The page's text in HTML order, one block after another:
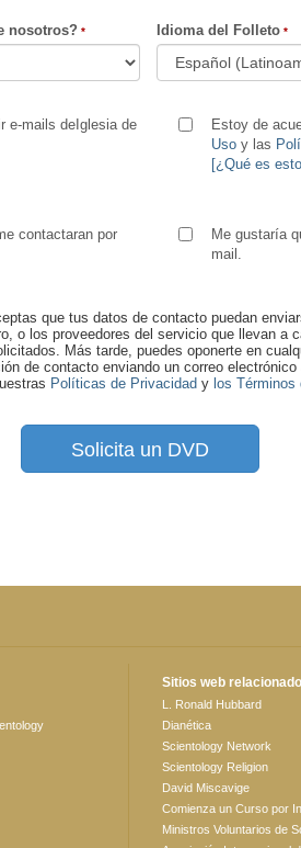
nosotros? Idioma del Folleto
e-mails deIglesia de
Estoy de
Uso y las
[¿Qué es
contactaran por
Me gustaría
mail.
que tus datos de contacto puedan
o los proveedores del servicio que llevan a
Más tarde, puedes oponerte en
de contacto enviando un correo electrónico
Políticas de Privacidady los Términos
Solicita un DVD
Sitios web
L. Ronald Hubbard
Dianética
Scientology Network
Scientology Religion
David Miscavige
Comienza un Curso por
Ministros Voluntarios de